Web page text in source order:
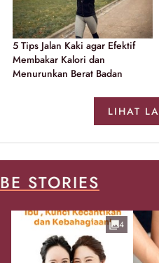
5 Tips Jalan Kaki agar Efektif
Membakar Kalori dan
Menurunkan Berat Badan
LIHAT
BE STORIES
4